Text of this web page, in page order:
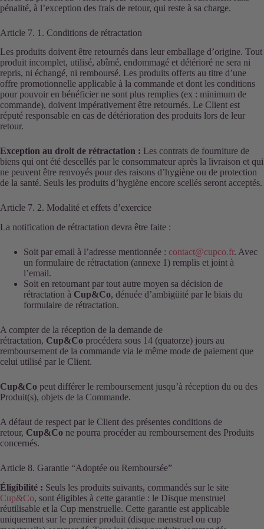
pénalité, à l’exception des frais de retour, qui reste à sa charge.
Article 7. 1. Conditions de rétractation
Les produits doivent être retournés dans leur emballage d’origine. Tout
produit incomplet, utilisé, abîmé, endommagé et détérioré ne sera ni
repris, ni échangé, ni remboursé. Les produits offerts au titre d’une
offre promotionnelle applicable à la commande et dont les conditions
pour pouvoir en bénéficier ne sont plus remplies (ex : minimum de
commande), doivent impérativement être retournés. Le Client est
réputé responsable en cas de détérioration des produits lors de leur
retour.
Exception au droit de rétractation : Les contrats de fourniture de
biens qui ont été descellés par le consommateur après la livraison et qui
ne peuvent être renvoyés pour des raisons d’hygiène ou de protection
de la santé. Seuls les produits d’hygiène encore scellés seront acceptés.
Article 7. 2. Modalité et effets d’exercice
La notification de rétractation devra être faite :
Soit par email à l’adresse mentionnée : contact@cupco.fr. Avec
un formulaire de rétractation (annexe 1) remplis et joint à
l’email.
Soit en retournant par tout autre moyen sa décision de
rétractation à Cup&Co, dénuée d’ambigüité par le biais du
formulaire de rétractation.
A compter de la réception de la demande de
rétractation, Cup&Co procédera sous 14 (quatorze) jours au
remboursement de la commande via le même mode de paiement que
celui utilisé par le Client.
Cup&Co peut différer le remboursement jusqu’à réception du ou des
Produit(s), objets de la Commande.
A défaut de respect par le Client des présentes conditions de
retour, Cup&Co ne pourra procéder au remboursement des Produits
concernés.
Article 8. Garantie “Adoptée ou Remboursée”
Éligibilité : Seuls les produits suivants, commandés sur le site
Cup&Co, sont éligibles à cette garantie : le Disque menstruel
réutilisable et la Cup menstruelle. Cette garantie est applicable
uniquement sur le premier produit (disque menstruel ou cup